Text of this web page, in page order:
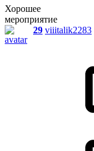
Хорошее
мероприятие
29 viiitalik2283